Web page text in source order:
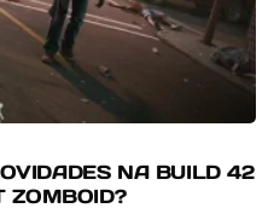
NA BUILD 42
ZOMBOID?